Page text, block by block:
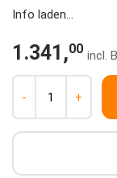
1.341,00
- +
Info laden...